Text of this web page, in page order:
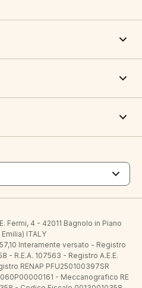
Fermi, 4 - 42011 Bagnolo in Piano
ITALY
Interamente versato - Registro
- R.E.A. 107563 - Registro A.E.E.
RENAP PFU250100397SR
- Meccanografico RE